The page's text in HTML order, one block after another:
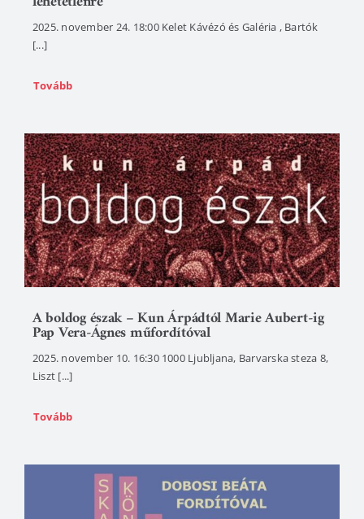
2025. november 24. 18:00 Kelet Kávézó és Galéria , Bartók
[...]
Tovább
A boldog észak – Kun Árpádtól Marie Aubert-ig
Pap Vera-Ágnes műfordítóval
2025. november 10. 16:30 1000 Ljubljana, Barvarska steza 8,
Liszt [...]
Tovább